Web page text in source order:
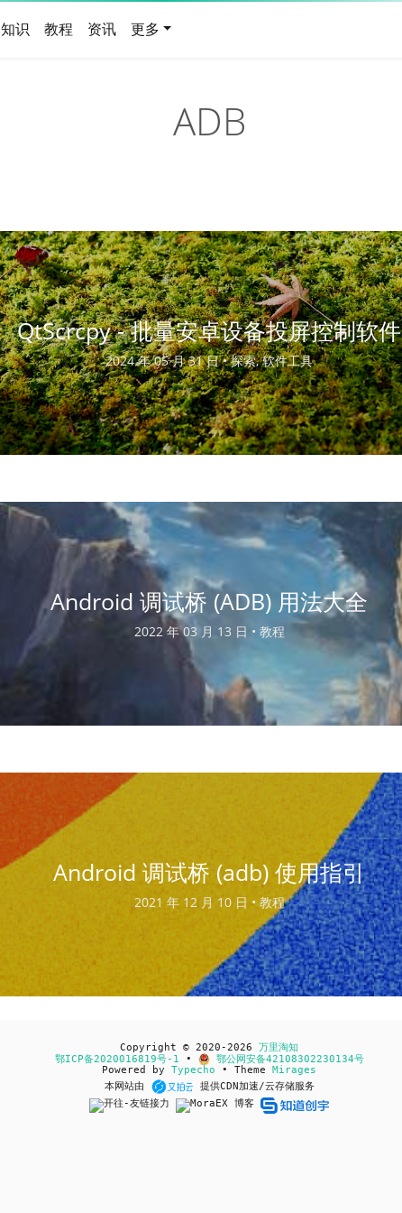
知识 教程 资讯 更多
ADB
QtScrcpy - 批量安卓设备投屏控制软件
2024 年 05 月 31 日 •探索, 软件工具
Android 调试桥 (ADB) 用法大全
2022 年 03 月 13 日 • 教程
Android 调试桥 (adb) 使用指引
2021 年 12 月 10 日 • 教程
Copyright © 2020-2026 万里淘知
鄂ICP备2020016819号-1 •
鄂公网安备42108302230134号
Powered by Typecho • Theme Mirages
本网站由
提供CDN加速/云存储服务